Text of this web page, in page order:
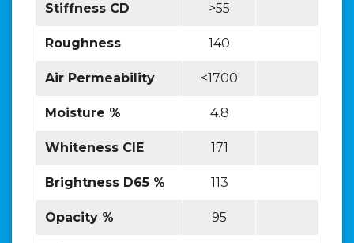
Stiffness CD >55
Roughness 140
Air Permeability <1700
Moisture % 4.8
Whiteness CIE 171
Brightness D65 % 113
Opacity % 95